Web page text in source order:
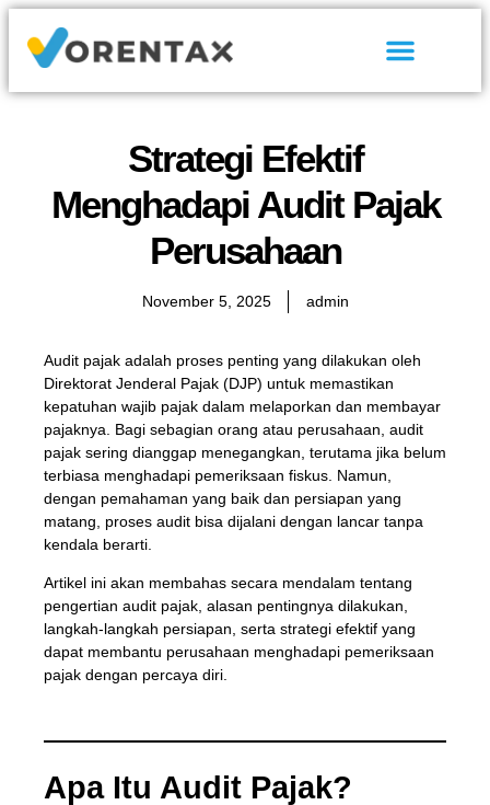
Strategi Efektif
Menghadapi Audit Pajak
Perusahaan
November 5, 2025 admin
Audit pajak adalah proses penting yang dilakukan oleh
Direktorat Jenderal Pajak (DJP) untuk memastikan
kepatuhan wajib pajak dalam melaporkan dan membayar
pajaknya. Bagi sebagian orang atau perusahaan, audit
pajak sering dianggap menegangkan, terutama jika belum
terbiasa menghadapi pemeriksaan fiskus. Namun,
dengan pemahaman yang baik dan persiapan yang
matang, proses audit bisa dijalani dengan lancar tanpa
kendala berarti.
Artikel ini akan membahas secara mendalam tentang
pengertian audit pajak, alasan pentingnya dilakukan,
langkah-langkah persiapan, serta strategi efektif yang
dapat membantu perusahaan menghadapi pemeriksaan
pajak dengan percaya diri.
Apa Itu Audit Pajak?